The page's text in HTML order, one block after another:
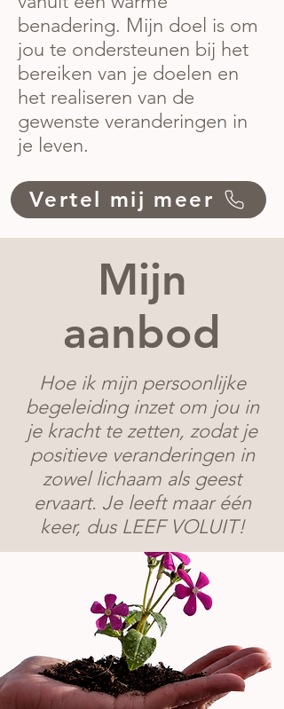
benadering. Mijn doel is om
jou te ondersteunen bij het
bereiken van je doelen en
het realiseren van de
gewenste veranderingen in
je leven.
Vertel mij meer
Mijn
aanbod
Hoe ik mijn persoonlijke
begeleiding inzet om jou in
je kracht te zetten, zodat je
positieve veranderingen in
zowel lichaam als geest
ervaart. Je leeft maar één
keer, dus LEEF VOLUIT!